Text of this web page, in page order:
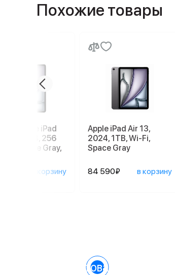
Похожие товары
Apple iPad
2026 M4, 256
Fi, Space Gray,
в корзину
Apple iPad Air 13,
2024, 1TB, Wi-Fi,
Space Gray
84 590₽ в корзину
О товаре